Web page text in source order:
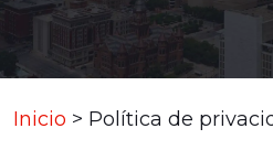
Inicio > Política de